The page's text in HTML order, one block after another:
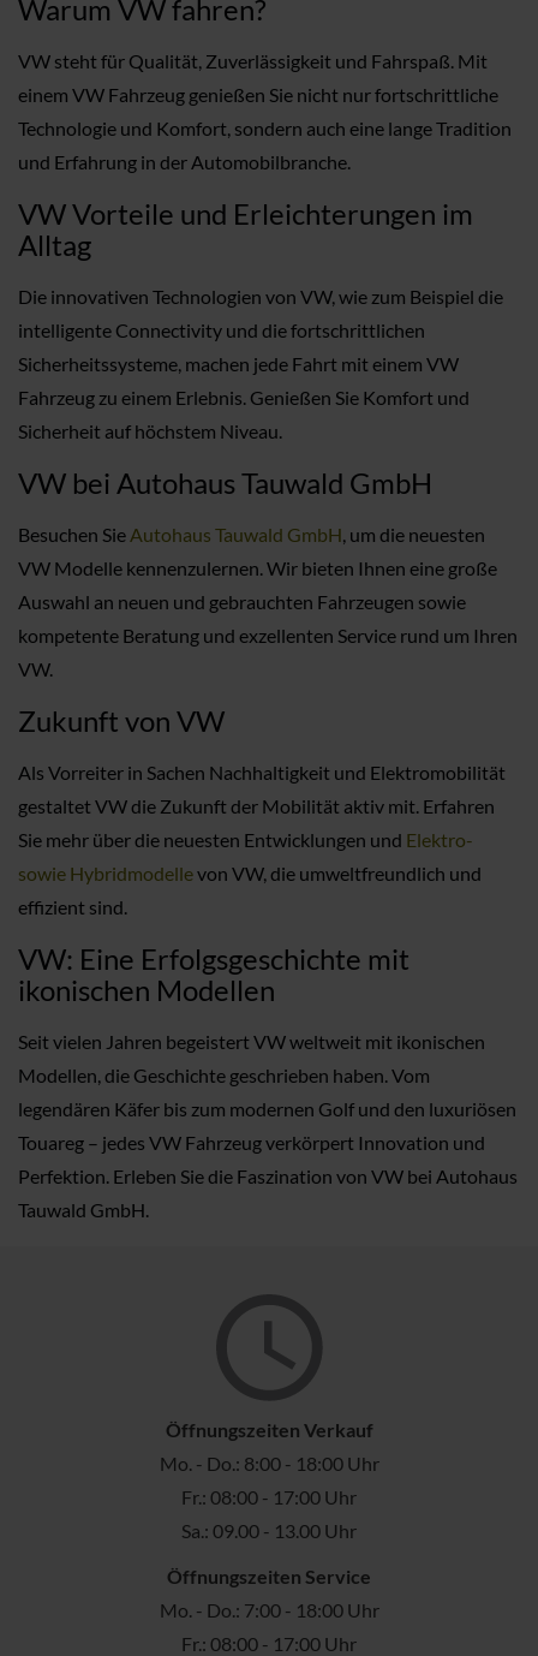
Warum VW fahren?
VW steht für Qualität, Zuverlässigkeit und Fahrspaß. Mit
einem VW Fahrzeug genießen Sie nicht nur fortschrittliche
Technologie und Komfort, sondern auch eine lange Tradition
und Erfahrung in der Automobilbranche.
VW Vorteile und Erleichterungen im
Alltag
Die innovativen Technologien von VW, wie zum Beispiel die
intelligente Connectivity und die fortschrittlichen
Sicherheitssysteme, machen jede Fahrt mit einem VW
Fahrzeug zu einem Erlebnis. Genießen Sie Komfort und
Sicherheit auf höchstem Niveau.
VW bei Autohaus Tauwald GmbH
Besuchen Sie Autohaus Tauwald GmbH, um die neuesten
VW Modelle kennenzulernen. Wir bieten Ihnen eine große
Auswahl an neuen und gebrauchten Fahrzeugen sowie
kompetente Beratung und exzellenten Service rund um Ihren
VW.
Zukunft von VW
Als Vorreiter in Sachen Nachhaltigkeit und Elektromobilität
gestaltet VW die Zukunft der Mobilität aktiv mit. Erfahren
Sie mehr über die neuesten Entwicklungen und Elektro-
sowie Hybridmodellevon VW, die umweltfreundlich und
effizient sind.
VW: Eine Erfolgsgeschichte mit
ikonischen Modellen
Seit vielen Jahren begeistert VW weltweit mit ikonischen
Modellen, die Geschichte geschrieben haben. Vom
legendären Käfer bis zum modernen Golf und den luxuriösen
Touareg – jedes VW Fahrzeug verkörpert Innovation und
Perfektion. Erleben Sie die Faszination von VW bei Autohaus
Tauwald GmbH.
Öffnungszeiten Verkauf
Mo. - Do.: 8:00 - 18:00 Uhr
Fr.: 08:00 - 17:00 Uhr
Sa.: 09.00 - 13.00 Uhr
Öffnungszeiten Service
Mo. - Do.: 7:00 - 18:00 Uhr
Fr.: 08:00 - 17:00 Uhr